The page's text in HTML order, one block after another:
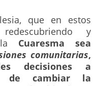
que en estos
y
la Cuaresma sea
comunitarias,
decisiones a
de cambiar la